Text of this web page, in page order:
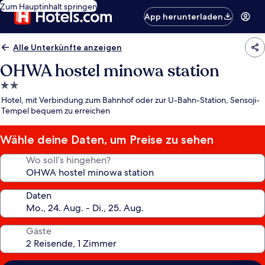
Zum Hauptinhalt springen
App herunterladen
Alle Unterkünfte anzeigen
OHWA hostel minowa station
2.0-
Sterne-
Unterkunft
Hotel, mit Verbindung zum Bahnhof oder zur U-Bahn-Station, Sensoji-
Tempel bequem zu erreichen
Wähle deine Daten, um Preise zu sehen
Wo soll’s hingehen?
Daten
Gäste